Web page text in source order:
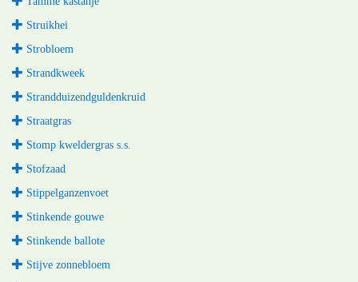
Struikhei
Strobloem
Strandkweek
Strandduizendguldenkruid
Straatgras
Stomp kweldergras s.s.
Stofzaad
Stippelganzenvoet
Stinkende gouwe
Stinkende ballote
Stijve zonnebloem